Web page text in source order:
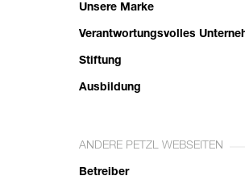
Unsere Marke
Verantwortungsvolles
Stiftung
Ausbildung
ANDERE PETZL WEBSEITEN
Betreiber